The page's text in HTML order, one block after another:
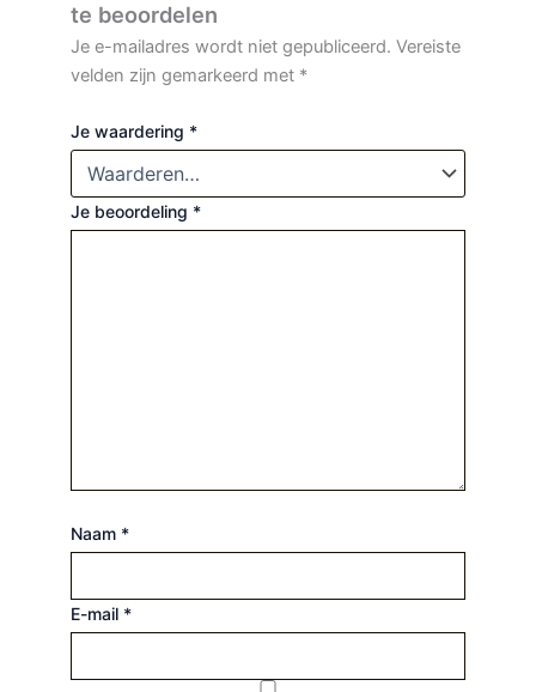
te beoordelen
Je e-mailadres wordt niet gepubliceerd. Vereiste
velden zijn gemarkeerd met *
Je waardering *
Je beoordeling *
Naam *
E-mail *